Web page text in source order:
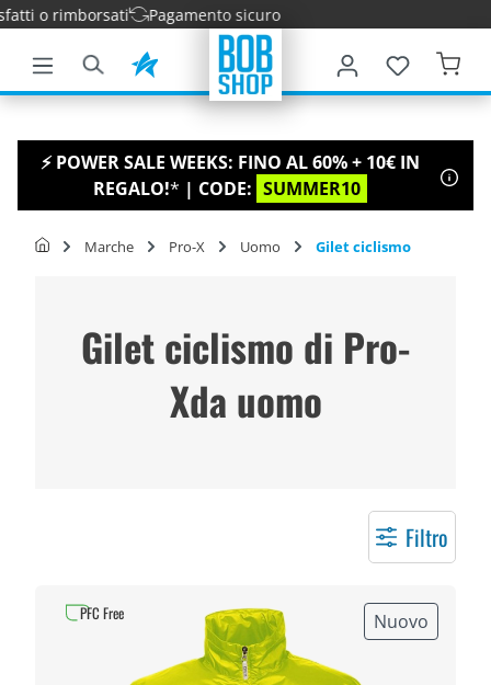
principale
o rimborsati Pagamento sicuro
⚡ POWER SALE WEEKS: FINO AL 60% + 10€ IN
REGALO!* | CODE: SUMMER10
Marche Pro-X Uomo Gilet ciclismo
Gilet ciclismo di Pro-
Xda uomo
Filtro
Nuovo
PFC Free